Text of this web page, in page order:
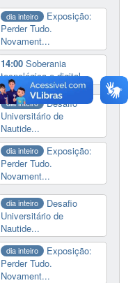
dia inteiro
Exposição:
Perder Tudo.
Novament...
14:00Soberania
tecnológica e digital
dia inteiro
Desafio
Universitário de
Nautide...
dia inteiro
Exposição:
Perder Tudo.
Novament...
dia inteiro
Desafio
Universitário de
Nautide...
dia inteiro
Exposição:
Perder Tudo.
Novament...